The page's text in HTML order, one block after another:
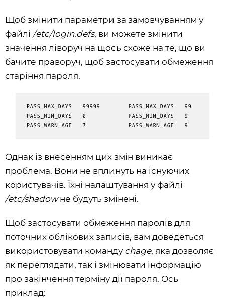
Щоб змінити параметри за замовчуванням у
файлі /etc/login.defs, ви можете змінити
значення ліворуч на щось схоже на те, що ви
бачите праворуч, щоб застосувати обмеження
старіння пароля.
Однак із внесенням цих змін виникає
проблема. Вони не вплинуть на існуючих
користувачів. Їхні налаштування у файлі
/etc/shadowне будуть змінені.
Щоб застосувати обмеження паролів для
поточних облікових записів, вам доведеться
використовувати команду chage, яка дозволяє
як переглядати, так і змінювати інформацію
про закінчення терміну дії пароля. Ось
приклад: